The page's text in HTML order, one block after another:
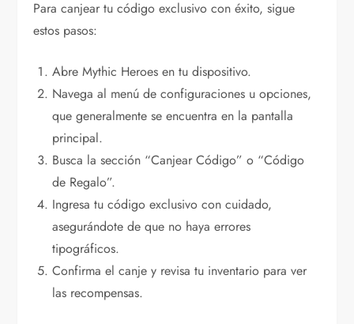
Para canjear tu código exclusivo con éxito, sigue
estos pasos:
Abre Mythic Heroes en tu dispositivo.
Navega al menú de configuraciones u opciones,
que generalmente se encuentra en la pantalla
principal.
Busca la sección “Canjear Código” o “Código
de Regalo”.
Ingresa tu código exclusivo con cuidado,
asegurándote de que no haya errores
tipográficos.
Confirma el canje y revisa tu inventario para ver
las recompensas.